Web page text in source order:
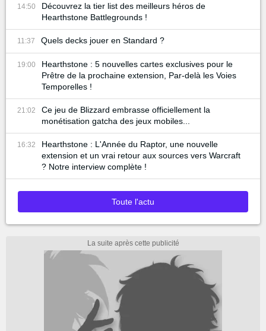
14:50
Découvrez la tier list des meilleurs héros de
Hearthstone Battlegrounds !
11:37 Quels decks jouer en Standard ?
19:00
Hearthstone : 5 nouvelles cartes exclusives pour le
Prêtre de la prochaine extension, Par-delà les Voies
Temporelles !
21:02
Ce jeu de Blizzard embrasse officiellement la
monétisation gatcha des jeux mobiles...
16:32
Hearthstone : L'Année du Raptor, une nouvelle
extension et un vrai retour aux sources vers Warcraft
? Notre interview complète !
Toute l'actu